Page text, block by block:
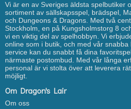
Vi är en av Sveriges äldsta spelbutiker
sortiment av sällskapsspel, brädspel,
och Dungeons & Dragons. Med två
Stockholm, en på Kungsholmstorg 8
vi en viktig del av spelhobbyn. Vi
online som i butik, och med vår
service kan du snabbt få dina
närmaste postombud. Med vår långa
personal är vi stolta över att leverera
möjligt.
Om Dragon's Lair
Om oss